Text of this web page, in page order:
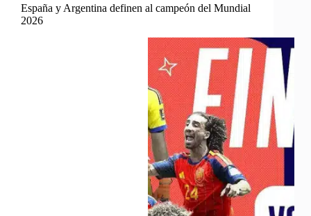
España y Argentina definen al campeón del Mundial
2026